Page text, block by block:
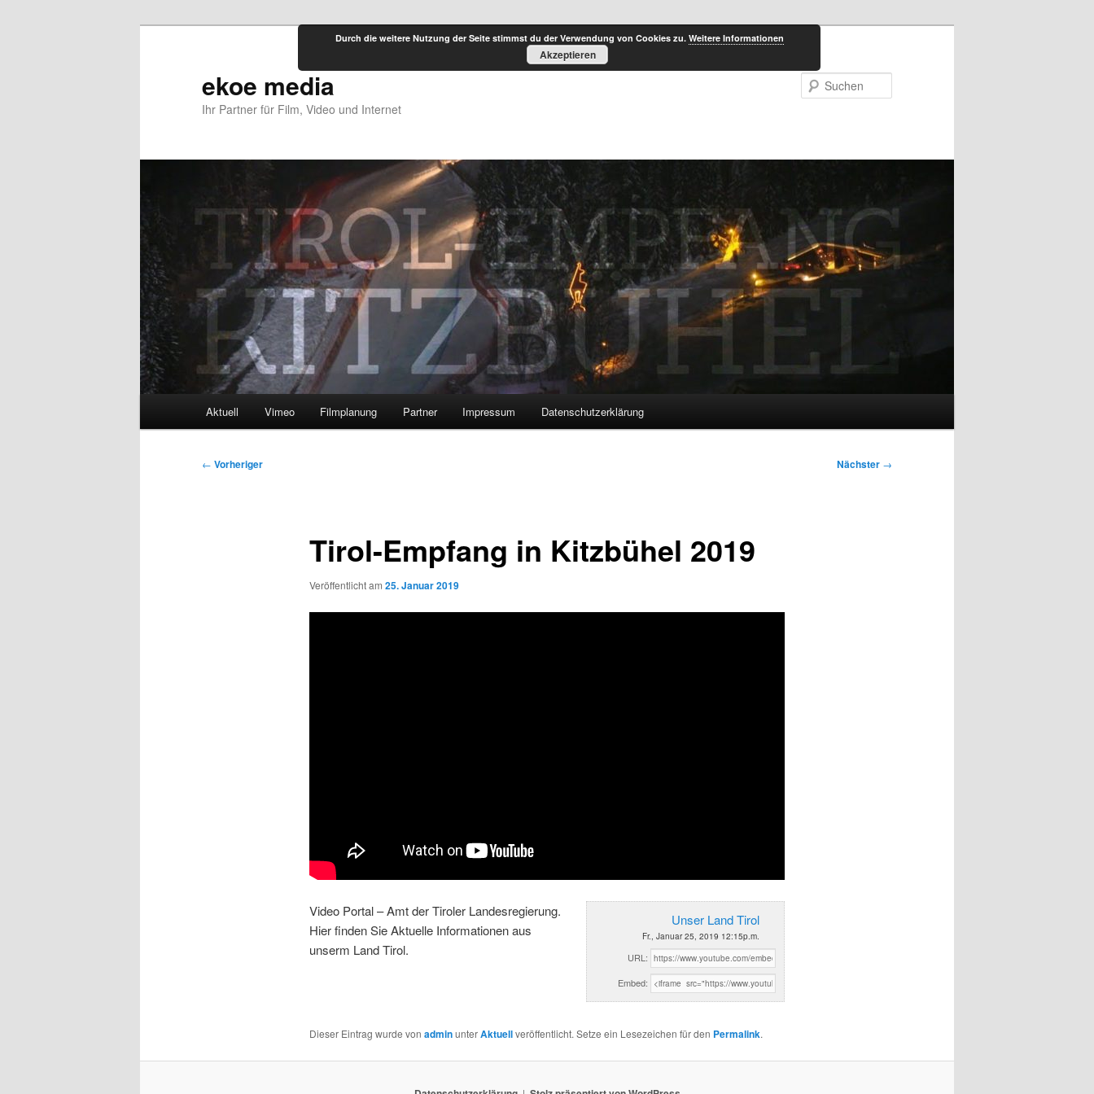
ekoe media
Ihr Partner für Film, Video und Internet
Aktuell Vimeo Filmplanung Partner Impressum Datenschutzerklärung
Beitragsnavigation
← Vorheriger Nächster →
Tirol-Empfang in Kitzbühel 2019
Veröffentlicht am 25. Januar 2019
Unser Land Tirol
Fr., Januar 25, 2019 12:15p.m.
URL:
Embed:
Video Portal – Amt der Tiroler Landesregierung.
Hier finden Sie Aktuelle Informationen aus
unserm Land Tirol.
Dieser Eintrag wurde von adminunterAktuellveröffentlicht. Setze ein Lesezeichen für den Permalink.
Durch die weitere Nutzung der Seite stimmst du der Verwendung von Cookies zu. Weitere Informationen
Akzeptieren